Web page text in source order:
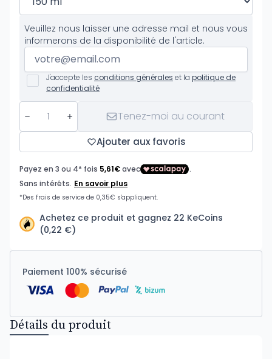
Veuillez nous laisser une adresse mail et nous vous
informerons de la disponibilité de l'article.
J'accepte les conditions générales et la politique de
confidentialité
Tenez-moi au courant
Ajouter aux favoris
Achetez ce produit et gagnez 22 KeCoins
(0,22 €)
Paiement 100% sécurisé
Détails du produit